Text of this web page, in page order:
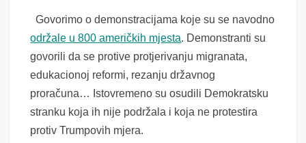
Govorimo o demonstracijama koje su se navodno
održale u 800 američkih mjesta. Demonstranti su
govorili da se protive protjerivanju migranata,
edukacionoj reformi, rezanju državnog
proračuna… Istovremeno su osudili Demokratsku
stranku koja ih nije podržala i koja ne protestira
protiv Trumpovih mjera.